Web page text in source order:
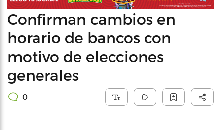
Confirman cambios en
horario de bancos con
motivo de elecciones
generales
0